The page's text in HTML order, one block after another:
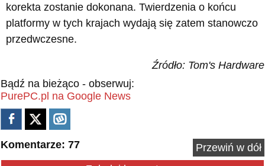
korekta zostanie dokonana. Twierdzenia o końcu
platformy w tych krajach wydają się zatem stanowczo
przedwczesne.
Źródło: Tom's Hardware
Bądź na bieżąco - obserwuj:
PurePC.pl na Google News
Komentarze: 77
Przewiń w dół